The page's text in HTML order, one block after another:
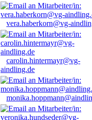
vera.haberkorn@vg-
carolin.hintermayr@vg-
aindling.de